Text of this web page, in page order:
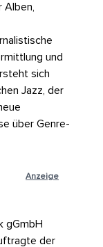
und
sich
Jazz, der
über Genre-
Anzeige
gGmbH
der